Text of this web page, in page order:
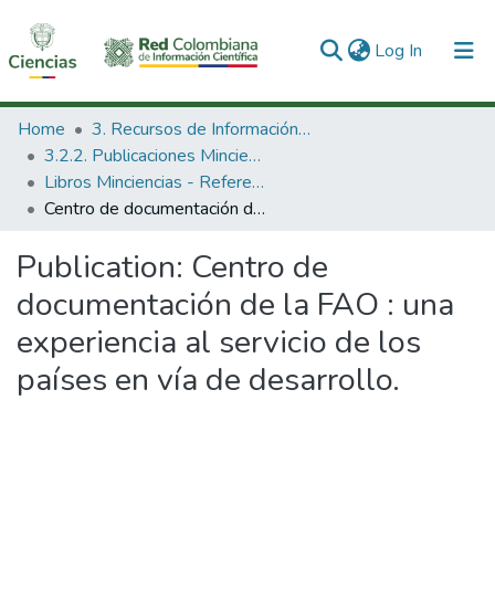
Log In (current)
Communities & Collections
All of DSpace
Statistics
Home
3. Recursos de Información Científica y Tecnológica
3.2.2. Publicaciones Minciencias
Libros Minciencias - Referenciales
Centro de documentación de la FAO : una experiencia al servicio de los países en vía de desarrollo.
Publication: Centro de
documentación de la FAO : una
experiencia al servicio de los
países en vía de desarrollo.